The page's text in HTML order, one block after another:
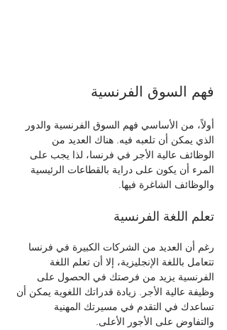
فهم السوق الفرنسية
أولاً، من الأساسي فهم السوق الفرنسية والدور
الذي يمكن أن تلعبه فيه. هناك العديد من
الوظائف عالية الأجر في فرنسا، لذا يجب على
المرء أن يكون على دراية بالقطاعات الرئيسية
والوظائف الشاغرة فيها.
تعلم اللغة الفرنسية
رغم أن العديد من الشركات الكبيرة في فرنسا
تتعامل باللغة الإنجليزية، إلا أن تعلم اللغة
الفرنسية يزيد من فرصتك في الحصول على
وظيفة عالية الأجر. زيادة قدراتك اللغوية يمكن أن
تساعدك في التقدم في مسيرتك المهنية
والتفاوض على الأجور الأعلى.